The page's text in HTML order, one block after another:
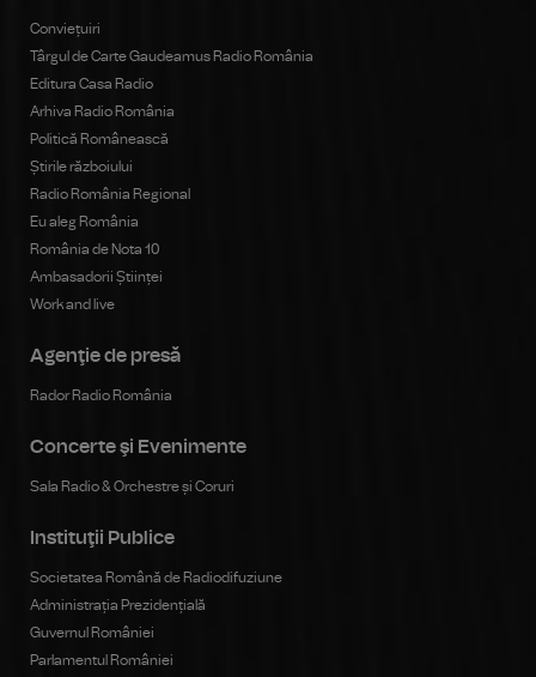
Conviețuiri
Târgul de Carte Gaudeamus Radio România
Editura Casa Radio
Arhiva Radio România
Politică Românească
Știrile războiului
Radio România Regional
Eu aleg România
România de Nota 10
Ambasadorii Științei
Work and live
Agenţie de presă
Rador Radio România
Concerte şi Evenimente
Sala Radio & Orchestre și Coruri
Instituţii Publice
Societatea Română de Radiodifuziune
Administrația Prezidențială
Guvernul României
Parlamentul României